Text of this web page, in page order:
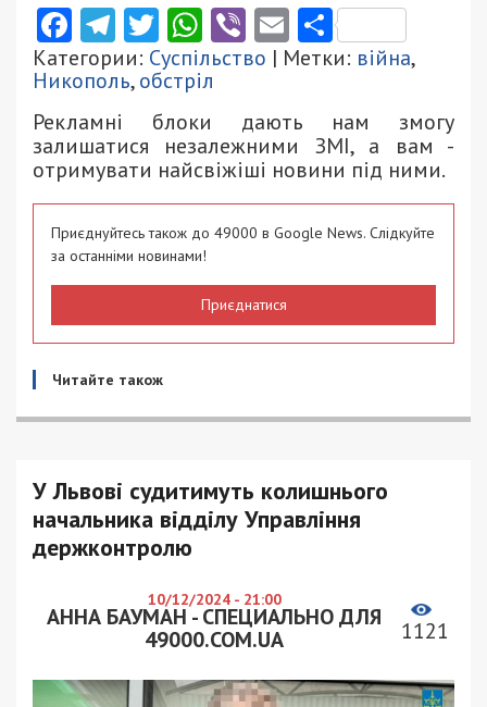
Facebook
Telegram
Twitter
WhatsApp
ViberEmail
Категории: Суспільство | Метки: війна,
Никополь,обстріл
Рекламні блоки дають нам змогу
залишатися незалежними ЗМІ, а вам -
отримувати найсвіжіші новини під ними.
Приєднуйтесь також до 49000 в Google News. Слідкуйте
за останніми новинами!
Приєднатися
Читайте також
У Львові судитимуть колишнього
начальника відділу Управління
держконтролю
10/12/2024 - 21:00
АННА БАУМАН - СПЕЦИАЛЬНО ДЛЯ
49000.COM.UA
1121